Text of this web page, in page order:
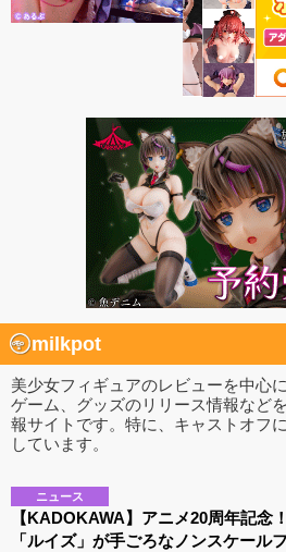
milkpot
美少女フィギュアのレビューを中心
ゲーム、グッズのリリース情報など
報サイトです。特に、キャストオフ
しています。
ニュース
【KADOKAWA】アニメ20周年記念
「ルイズ」が手ごろなノンスケール